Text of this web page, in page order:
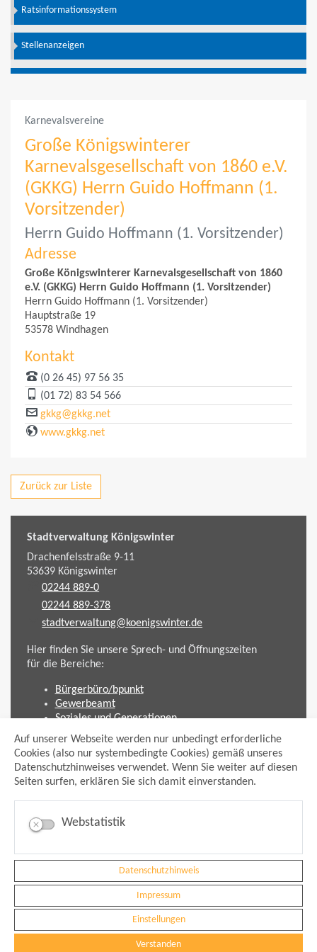
Auf unserer Webseite werden nur unbedingt erforderliche
Cookies (also nur systembedingte Cookies) gemäß unseres
Datenschutzhinweises verwendet. Wenn Sie weiter auf diesen
Seiten surfen, erklären Sie sich damit einverstanden.
Webstatistik
Datenschutzhinweis
Impressum
Einstellungen
Verstanden
Ratsinformationssystem
Stellenanzeigen
Karnevalsvereine
Große Königswinterer
Karnevalsgesellschaft von 1860 e.V.
(GKKG) Herrn Guido Hoffmann (1.
Vorsitzender)
Herrn Guido Hoffmann (1. Vorsitzender)
Adresse
Große Königswinterer Karnevalsgesellschaft von 1860
e.V. (GKKG) Herrn Guido Hoffmann (1. Vorsitzender)
Herrn Guido Hoffmann (1. Vorsitzender)
Hauptstraße 19
53578 Windhagen
Kontakt
(0 26 45) 97 56 35
(01 72) 83 54 566
gkkg@gkkg.net
www.gkkg.net
Zurück zur Liste
Stadtverwaltung Königswinter
Drachenfelsstraße 9-11
53639Königswinter
02244 889-0
02244 889-378
stadtverwaltung@koenigswinter.de
Hier finden Sie unsere Sprech- und Öffnungszeiten
für die Bereiche:
Bürgerbüro/bpunkt
Gewerbeamt
Soziales und Generationen
Standesamt
Friedhofsverwaltung
Planen und Bauen (Bauamt)
Impressum
Datenschutzhinweis
Anmelden
Facebook
xing
Newsfeed Ausschreibungen
Newsfeed Bekanntmachungen
Erklärung Barrierefreiheit